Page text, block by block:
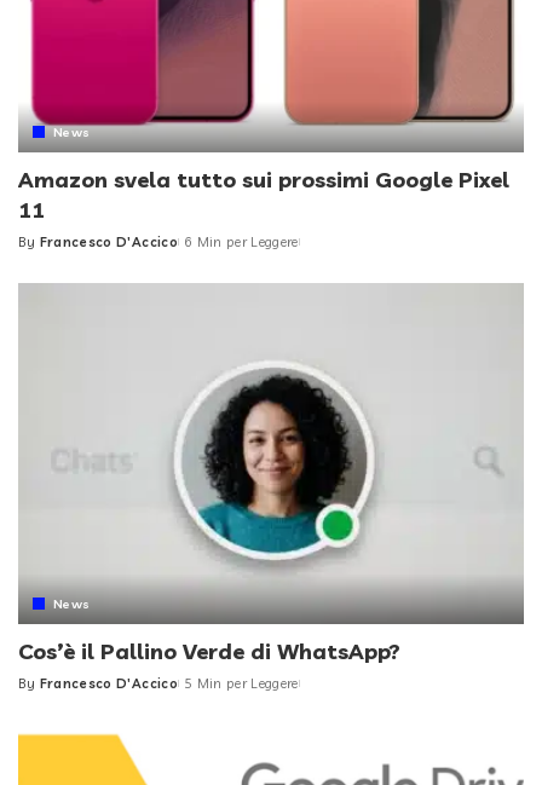
News
Amazon svela tutto sui prossimi Google Pixel
11
Posted
By Francesco D'Accico 6 Min per Leggere
News
Cos’è il Pallino Verde di WhatsApp?
Posted
By Francesco D'Accico 5 Min per Leggere